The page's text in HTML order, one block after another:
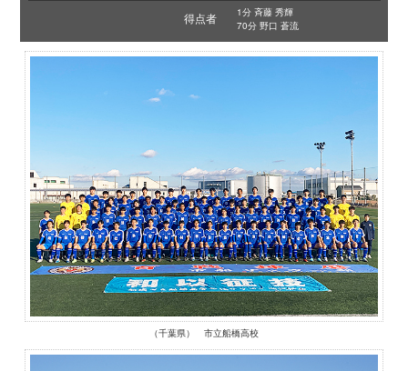
得点者
1分 斉藤 秀輝
70分 野口 蒼流
（千葉県） 市立船橋高校